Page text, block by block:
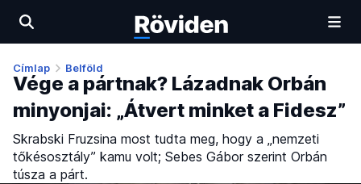
Címlap Belföld
Vége a pártnak? Lázadnak Orbán
minyonjai: „Átvert minket a Fidesz”
Skrabski Fruzsina most tudta meg, hogy a „nemzeti
tőkésosztály” kamu volt; Sebes Gábor szerint Orbán
túsza a párt.